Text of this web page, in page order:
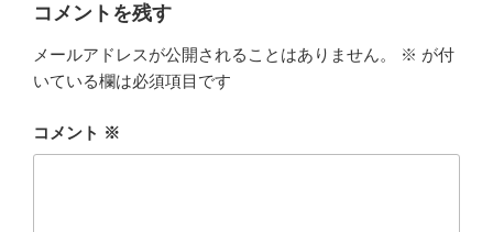
コメントを残す
メールアドレスが公開されることはありません。 ※ が付
いている欄は必須項目です
コメント ※